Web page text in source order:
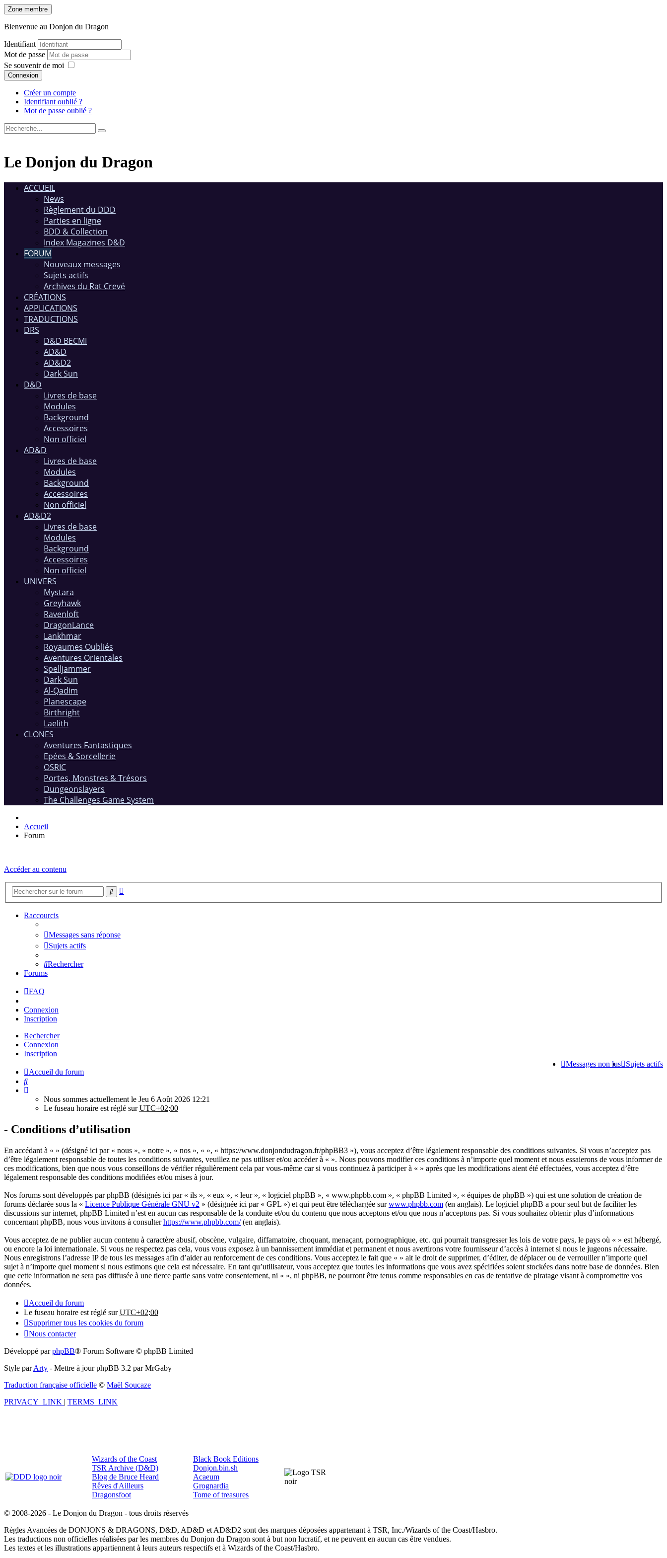
Zone membre
Bienvenue au Donjon du Dragon
Identifiant
Mot de passe
Se souvenir de moi
Connexion
Créer un compte
Identifiant oublié ?
Mot de passe oublié ?
Le Donjon du Dragon
ACCUEIL
News
Règlement du DDD
Parties en ligne
BDD & Collection
Index Magazines D&D
FORUM
Nouveaux messages
Sujets actifs
Archives du Rat Crevé
CRÉATIONS
APPLICATIONS
TRADUCTIONS
DRS
D&D BECMI
AD&D
AD&D2
Dark Sun
D&D
Livres de base
Modules
Background
Accessoires
Non officiel
AD&D
Livres de base
Modules
Background
Accessoires
Non officiel
AD&D2
Livres de base
Modules
Background
Accessoires
Non officiel
UNIVERS
Mystara
Greyhawk
Ravenloft
DragonLance
Lankhmar
Royaumes Oubliés
Aventures Orientales
Spelljammer
Dark Sun
Al-Qadim
Planescape
Birthright
Laelith
CLONES
Aventures Fantastiques
Epées & Sorcellerie
OSRIC
Portes, Monstres & Trésors
Dungeonslayers
The Challenges Game System
Accueil
Forum
Accéder au contenu
Rechercher
Raccourcis
Messages sans réponse
Sujets actifs
Rechercher
Forums
FAQ
Connexion
Inscription
Rechercher
Connexion
Inscription
Sujets actifs
Messages non lus
Accueil du forum
Rechercher
Nous sommes actuellement le Jeu 6 Août 2026 12:21
Le fuseau horaire est réglé surUTC+02:00
- Conditions d’utilisation
En accédant à « » (désigné ici par « nous », « notre », « nos », « », « https://www.donjondudragon.fr/phpBB3 »), vous acceptez d’être légalement responsable des conditions suivantes. Si vous n’acceptez pas
d’être légalement responsable de toutes les conditions suivantes, veuillez ne pas utiliser et/ou accéder à « ». Nous pouvons modifier ces conditions à n’importe quel moment et nous essaierons de vous informer de
ces modifications, bien que nous vous conseillons de vérifier régulièrement cela par vous-même car si vous continuez à participer à « » après que les modifications aient été effectuées, vous acceptez d’être
légalement responsable des conditions modifiées et/ou mises à jour.
Nos forums sont développés par phpBB (désignés ici par « ils », « eux », « leur », « logiciel phpBB », « www.phpbb.com », « phpBB Limited », « équipes de phpBB ») qui est une solution de création de
forums déclarée sous la « Licence Publique Générale GNU v2 » (désignée ici par « GPL ») et qui peut être téléchargée surwww.phpbb.com (en anglais). Le logiciel phpBB a pour seul but de faciliter les
discussions sur internet, phpBB Limited n’est en aucun cas responsable de la conduite et/ou du contenu que nous acceptons et/ou que nous n’acceptons pas. Si vous souhaitez obtenir plus d’informations
concernant phpBB, nous vous invitons à consulterhttps://www.phpbb.com/(en anglais).
Vous acceptez de ne publier aucun contenu à caractère abusif, obscène, vulgaire, diffamatoire, choquant, menaçant, pornographique, etc. qui pourrait transgresser les lois de votre pays, le pays où « » est hébergé,
ou encore la loi internationale. Si vous ne respectez pas cela, vous vous exposez à un bannissement immédiat et permanent et nous avertirons votre fournisseur d’accès à internet si nous le jugeons nécessaire.
Nous enregistrons l’adresse IP de tous les messages afin d’aider au renforcement de ces conditions. Vous acceptez le fait que « » ait le droit de supprimer, d’éditer, de déplacer ou de verrouiller n’importe quel
sujet à n’importe quel moment si nous estimons que cela est nécessaire. En tant qu’utilisateur, vous acceptez que toutes les informations que vous avez spécifiées soient stockées dans notre base de données. Bien
que cette information ne sera pas diffusée à une tierce partie sans votre consentement, ni « », ni phpBB, ne pourront être tenus comme responsables en cas de tentative de piratage visant à compromettre vos
données.
Accueil du forum
Le fuseau horaire est réglé surUTC+02:00
Supprimer tous les cookies du forum
Nous contacter
Développé parphpBB® Forum Software © phpBB Limited
Style parArty - Mettre à jour phpBB 3.2 par MrGaby
Traduction française officielle © Maël Soucaze
PRIVACY_LINK | TERMS_LINK
Wizards of the Coast
TSR Archive (D&D)
Blog de Bruce Heard
Rêves d'Ailleurs
Dragonsfoot
Black Book Editions
Donjon.bin.sh
Acaeum
Grognardia
Tome of treasures
© 2008-2026 - Le Donjon du Dragon - tous droits réservés
Règles Avancées de DONJONS & DRAGONS, D&D, AD&D et AD&D2 sont des marques déposées appartenant à TSR, Inc./Wizards of the Coast/Hasbro.
Les traductions non officielles réalisées par les membres du Donjon du Dragon sont à but non lucratif, et ne peuvent en aucun cas être vendues.
Les textes et les illustrations appartiennent à leurs auteurs respectifs et à Wizards of the Coast/Hasbro.